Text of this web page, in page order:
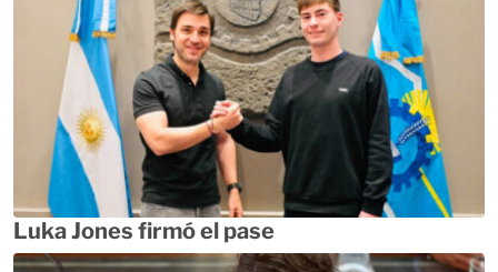
Luka Jones firmó el pase